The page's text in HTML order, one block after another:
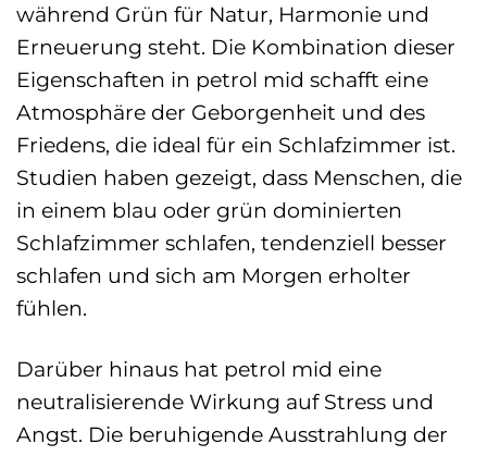
während Grün für Natur, Harmonie und
Erneuerung steht. Die Kombination dieser
Eigenschaften in petrol mid schafft eine
Atmosphäre der Geborgenheit und des
Friedens, die ideal für ein Schlafzimmer ist.
Studien haben gezeigt, dass Menschen, die
in einem blau oder grün dominierten
Schlafzimmer schlafen, tendenziell besser
schlafen und sich am Morgen erholter
fühlen.
Darüber hinaus hat petrol mid eine
neutralisierende Wirkung auf Stress und
Angst. Die beruhigende Ausstrahlung der